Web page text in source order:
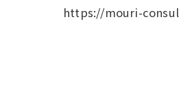
https://mouri-